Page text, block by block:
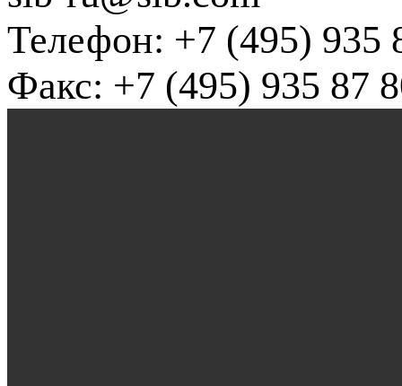
Телефон: +7 (495) 935
Факс: +7 (495) 935 87